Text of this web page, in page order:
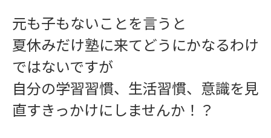
元も子もないことを言うと
夏休みだけ塾に来てどうにかなるわけ
ではないですが
自分の学習習慣、生活習慣、意識を見
直すきっかけにしませんか！？